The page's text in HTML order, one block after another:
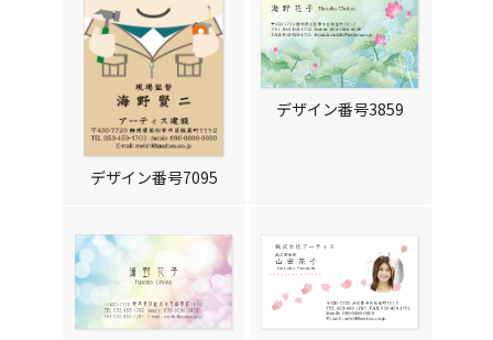
デザイン番号7095
デザイン番号3859